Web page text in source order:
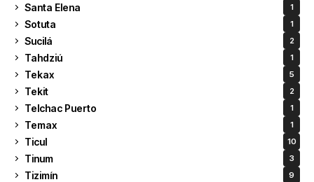
Santa Elena 1
Sotuta 1
Sucilá 2
Tahdziú 1
Tekax 5
Tekit 2
Telchac Puerto 1
Temax 1
Ticul 10
Tinum 3
Tizimín 9